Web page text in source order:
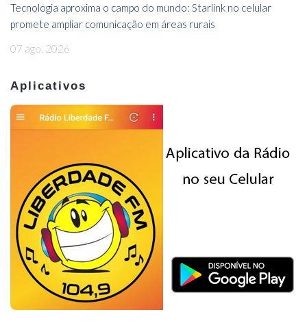
Tecnologia aproxima o campo do mundo: Starlink no celular
promete ampliar comunicação em áreas rurais
07 ago, 2026
Aplicativos